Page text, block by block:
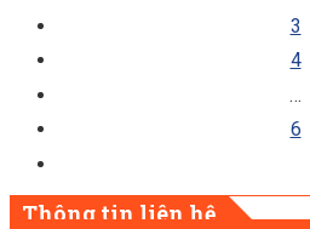
3
4
…
6
Thông tin liên hệ